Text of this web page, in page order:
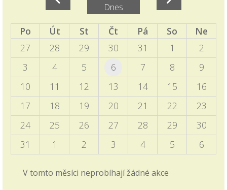
Naleznete v ročním plánu školy a samostatném
příspěvku v blogu školy.
EVVO a ICT plány školy
06.10.2025
Zveřejněny na úřední desce
Programový týden v Sasku
04.10.2025
Informace pro vyjíždějící děti zveřejněny v blogu
školy i v záložce 2. stupně - Programový týden v
Sasku.
Zkrácené vyučování - volby
Dnes
Po Út St Čt Pá So
Ne
27
28 29 30 31 1
2
3
4 5 6 7 8
9
10
11 12 13 14 15
16
17
18 19 20 21 22
23
24
25 26 27 28 29
30
31
1 2 3 4 5 6
V tomto měsíci neprobíhají žádné akce